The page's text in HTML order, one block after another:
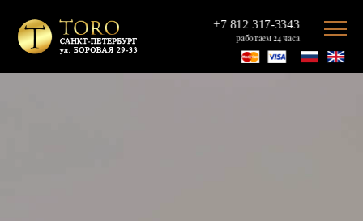
+7 812 317-3343
работаем 24 часа